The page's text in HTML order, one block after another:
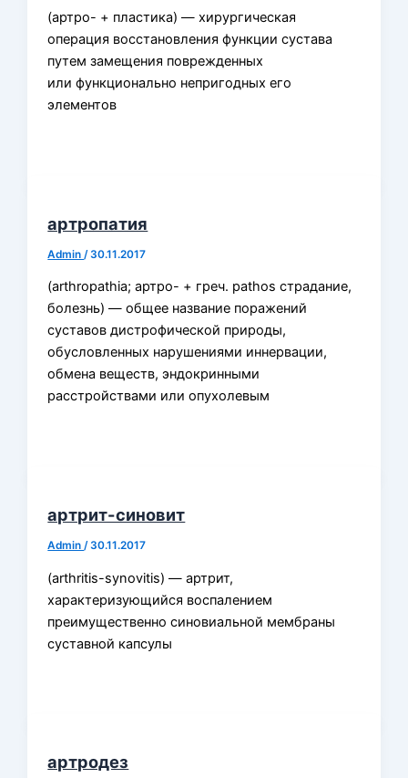
(артро- + пластика) — хирургическая
операция восстановления функции сустава
путем замещения поврежденных
или функционально непригодных его
элементов
артропатия
Admin /30.11.2017
(arthropathia; артро- + греч. pathos страдание,
болезнь) — общее название поражений
суставов дистрофической природы,
обусловленных нарушениями иннервации,
обмена веществ, эндокринными
расстройствами или опухолевым
артрит-синовит
Admin/30.11.2017
(arthritis-synovitis) — артрит,
характеризующийся воспалением
преимущественно синовиальной мембраны
суставной капсулы
артродез